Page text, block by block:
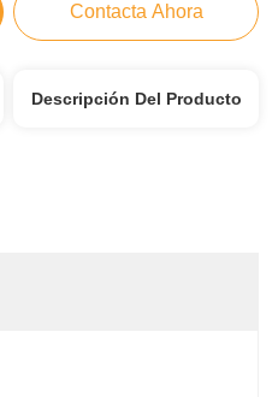
Contacta Ahora
Descripción Del Producto